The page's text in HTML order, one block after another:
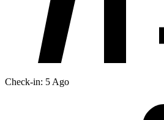
Check-in: 5 Ago